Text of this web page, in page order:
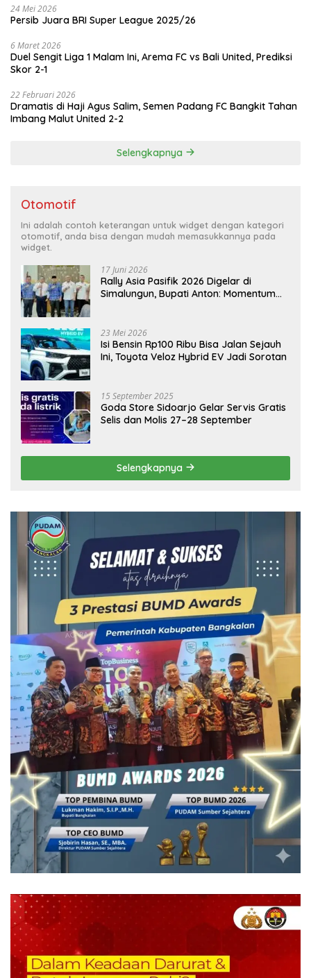
24 Mei 2026
Persib Juara BRI Super League 2025/26
6 Maret 2026
Duel Sengit Liga 1 Malam Ini, Arema FC vs Bali United, Prediksi
Skor 2-1
22 Februari 2026
Dramatis di Haji Agus Salim, Semen Padang FC Bangkit Tahan
Imbang Malut United 2-2
Selengkapnya
Otomotif
Ini adalah contoh keterangan untuk widget dengan kategori
otomotif, anda bisa dengan mudah memasukkannya pada
widget.
17 Juni 2026
Rally Asia Pasifik 2026 Digelar di
Simalungun, Bupati Anton: Momentum
23 Mei 2026
Isi Bensin Rp100 Ribu Bisa Jalan Sejauh
Ini, Toyota Veloz Hybrid EV Jadi Sorotan
15 September 2025
Goda Store Sidoarjo Gelar Servis Gratis
Selis dan Molis 27–28 September
Selengkapnya